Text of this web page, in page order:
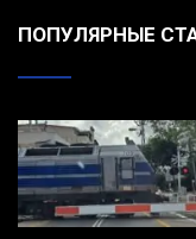
ПОПУЛЯРНЫЕ